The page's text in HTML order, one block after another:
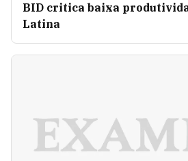
BID critica baixa
Latina